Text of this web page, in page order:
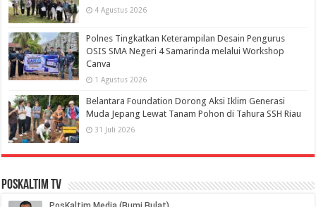
4 Agustus 2026
Polnes Tingkatkan Keterampilan Desain Pengurus
OSIS SMA Negeri 4 Samarinda melalui Workshop
Canva
1 Agustus 2026
Belantara Foundation Dorong Aksi Iklim Generasi
Muda Jepang Lewat Tanam Pohon di Tahura SSH Riau
31 Juli 2026
PosKaltim TV